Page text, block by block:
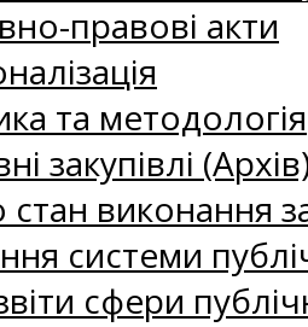
правові акти
та методологія
закупівлі
стан виконання
системи
сфери